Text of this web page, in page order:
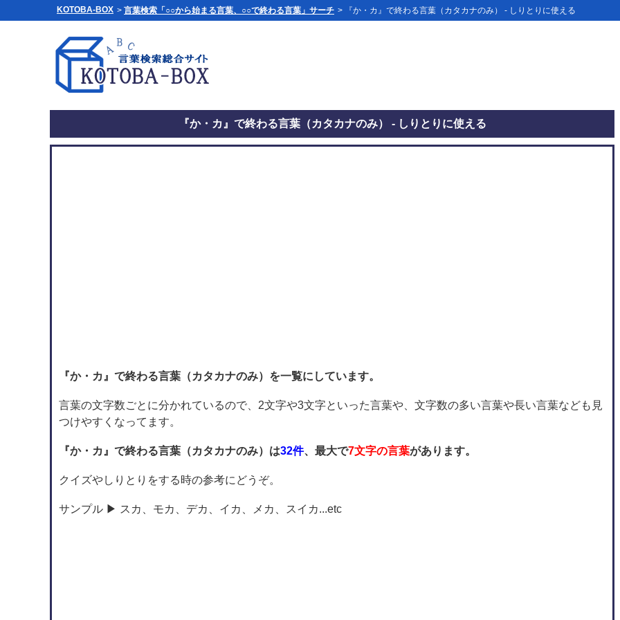
KOTOBA-BOX > 言葉検索「○○から始まる言葉、○○で終わる言葉」サーチ > 『か・カ』で終わる言葉（カタカナのみ） - しりとりに使える
『か・カ』で終わる言葉（カタカナのみ） - しりとりに使える
『か・カ』で終わる言葉（カタカナのみ）を一覧にしています。
言葉の文字数ごとに分かれているので、2文字や3文字といった言葉や、文字数の多い言葉や長い言葉なども見
つけやすくなってます。
『か・カ』で終わる言葉（カタカナのみ）は32件、最大で7文字の言葉があります。
クイズやしりとりをする時の参考にどうぞ。
サンプル ▶ スカ、モカ、デカ、イカ、メカ、スイカ...etc